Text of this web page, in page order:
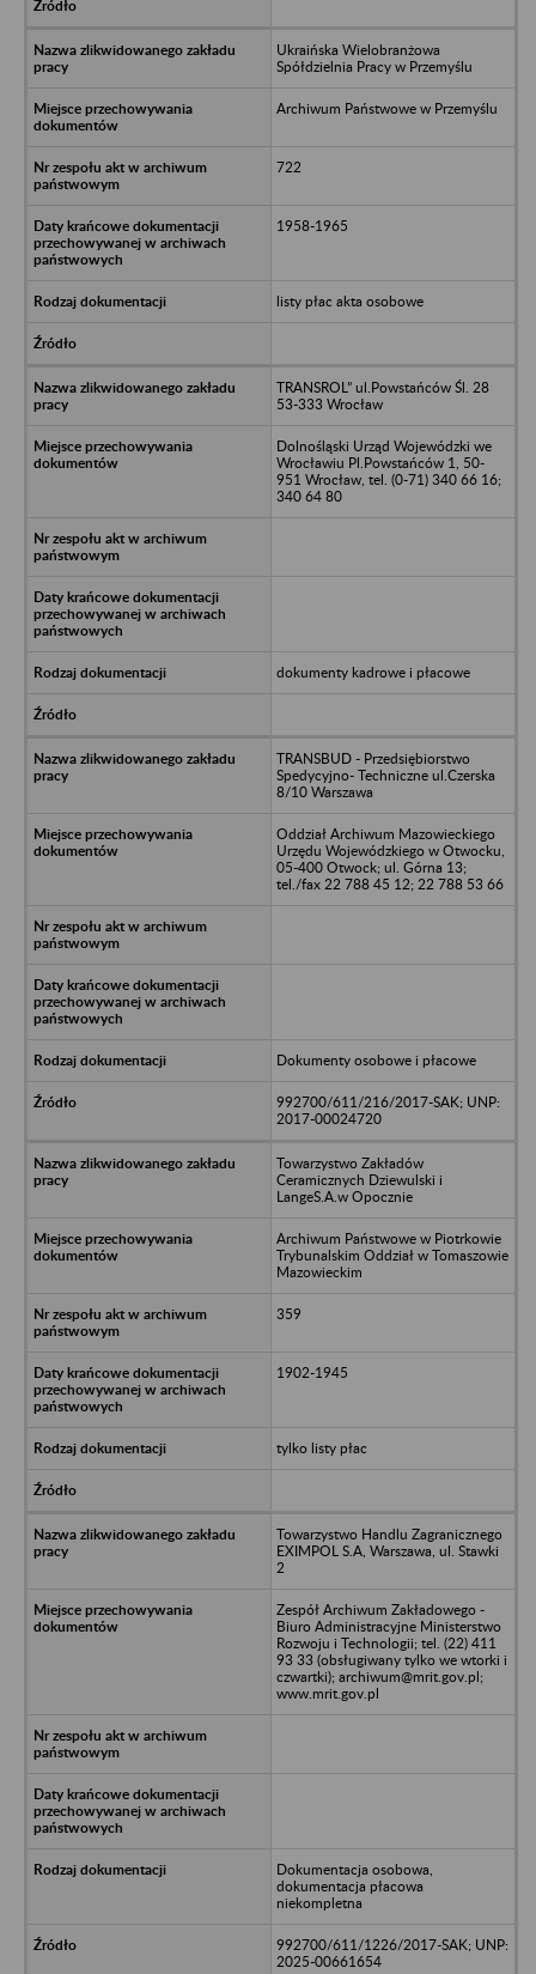
Ukraińska Wielobranżowa
Spółdzielnia Pracy w Przemyślu
Archiwum Państwowe w Przemyślu
722
1958-1965
listy płac akta osobowe
TRANSROL” ul.Powstańców Śl. 28
53-333 Wrocław
Dolnośląski Urząd Wojewódzki we
Wrocławiu Pl.Powstańców 1, 50-
951 Wrocław, tel. (0-71) 340 66 16;
340 64 80
dokumenty kadrowe i płacowe
TRANSBUD - Przedsiębiorstwo
Spedycyjno- Techniczne ul.Czerska
8/10 Warszawa
Oddział Archiwum Mazowieckiego
Urzędu Wojewódzkiego w Otwocku,
05-400 Otwock; ul. Górna 13;
tel./fax 22 788 45 12; 22 788 53 66
Dokumenty osobowe i płacowe
992700/611/216/2017-SAK; UNP:
2017-00024720
Towarzystwo Zakładów
Ceramicznych Dziewulski i
LangeS.A.w Opocznie
Archiwum Państwowe w Piotrkowie
Trybunalskim Oddział w Tomaszowie
Mazowieckim
359
1902-1945
tylko listy płac
Towarzystwo Handlu Zagranicznego
EXIMPOL S.A, Warszawa, ul. Stawki
2
Zespół Archiwum Zakładowego -
Biuro Administracyjne Ministerstwo
Rozwoju i Technologii; tel. (22) 411
93 33 (obsługiwany tylko we wtorki i
czwartki); archiwum@mrit.gov.pl;
www.mrit.gov.pl
Dokumentacja osobowa,
dokumentacja płacowa
niekompletna
992700/611/1226/2017-SAK; UNP:
2025-00661654